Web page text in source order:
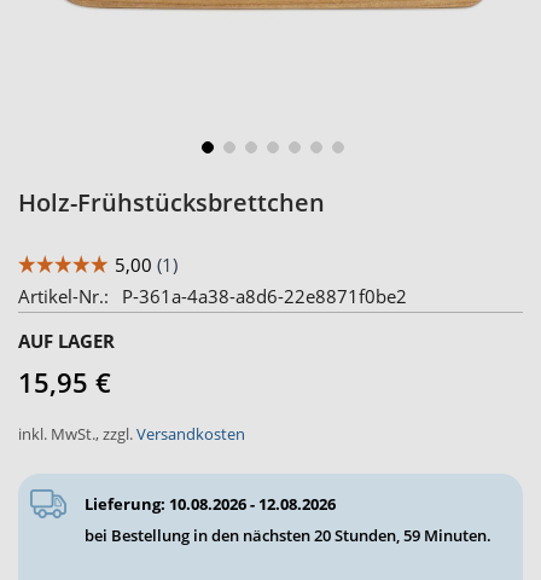
Holz-Frühstücksbrettchen
Artikel-Nr.
P-361a-4a38-a8d6-22e8871f0be2
AUF LAGER
15,95 €
inkl. MwSt.,zzgl.Versandkosten
Lieferung: 10.08.2026 - 12.08.2026
bei Bestellung in den nächsten20 Stunden, 59 Minuten.
Anfang
Bildergalerie
springen